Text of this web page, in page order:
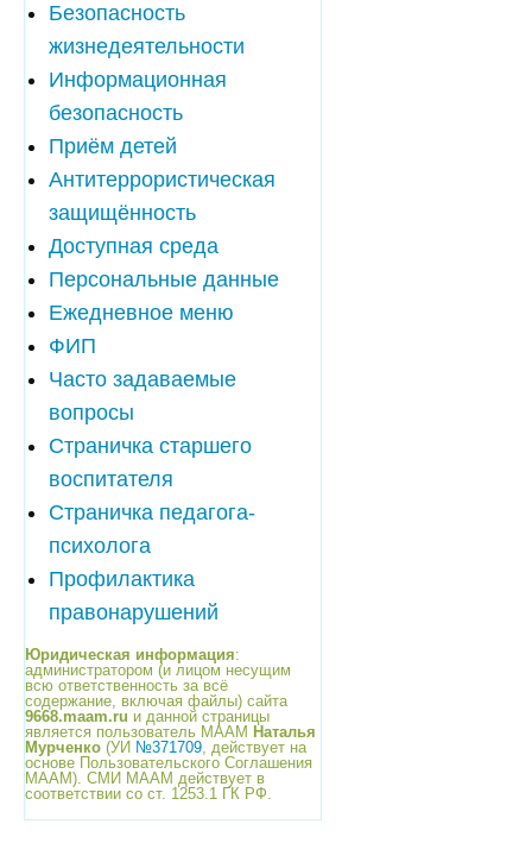
Безопасность
жизнедеятельности
Информационная
безопасность
Приём детей
Антитеррористическая
защищённость
Доступная среда
Персональные данные
Ежедневное меню
ФИП
Часто задаваемые
вопросы
Страничка старшего
воспитателя
Страничка педагога-
психолога
Профилактика
правонарушений
Юридическая информация:
администратором (и лицом несущим
всю ответственность за всё
содержание, включая файлы) сайта
9668.maam.ru и данной страницы
является пользователь МААМ Наталья
Мурченко (УИ №371709, действует на
основе Пользовательского Соглашения
МААМ). СМИ МААМ действует в
соответствии со ст. 1253.1 ГК РФ.